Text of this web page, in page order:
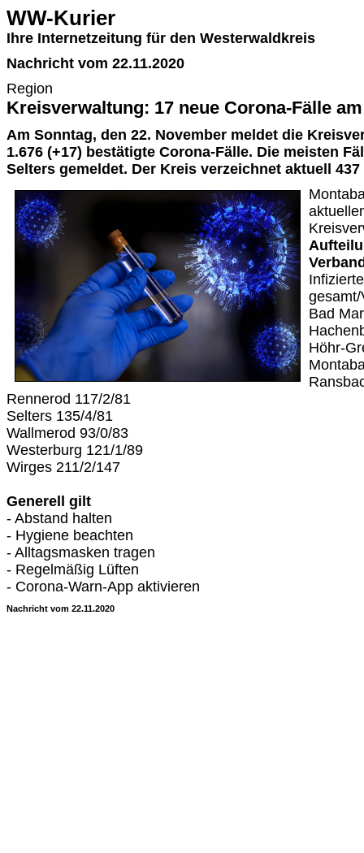
WW-Kurier
Ihre Internetzeitung für den Westerwaldkreis
Nachricht vom 22.11.2020
Region
Kreisverwaltung: 17 neue Corona-Fälle
Am Sonntag, den 22. November meldet die
1.676 (+17) bestätigte Corona-Fälle. Die meisten
Selters gemeldet. Der Kreis verzeichnet aktuell
Infizierte
Bad
Höhr-
Rennerod 117/2/81
Selters 135/4/81
Wallmerod 93/0/83
Westerburg 121/1/89
Wirges 211/2/147
Generell gilt
- Abstand halten
- Hygiene beachten
- Alltagsmasken tragen
- Regelmäßig Lüften
- Corona-Warn-App aktivieren
Nachricht vom 22.11.2020